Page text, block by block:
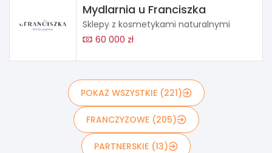
Mydlarnia u Franciszka
Sklepy z kosmetykami naturalnymi
60 000 zł
POKAŻ WSZYSTKIE (221)
FRANCZYZOWE (205)
PARTNERSKIE (13)